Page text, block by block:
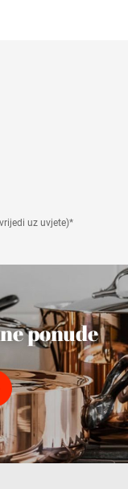
uz uvjete)*
ponude